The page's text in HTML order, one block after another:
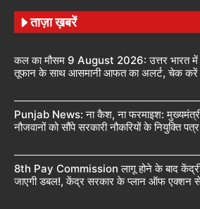
ताज़ा ख़बरें
कल का मौसम 9 August 2026: उत्तर भारत में
तूफान के साथ आसमानी आफत का अलर्ट, चेक करें
Punjab News: ना कैश, ना फरमाइश:
नौजवानों को सौंपे सरकारी नौकरियों के नियुक्ति पत्र
8th Pay Commission लागू होने के बाद केंद्रीय
जाएगी डबल!, केंद्र सरकार के प्लान ऑफ